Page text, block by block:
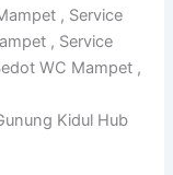
, Service
, Service
WC Mampet ,
Kidul Hub